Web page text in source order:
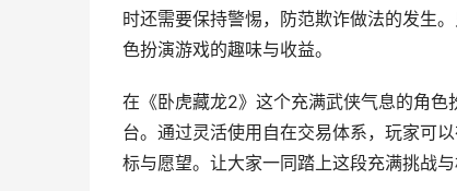
时还需要保持警惕，防范欺诈做法的发生
色扮演游戏的趣味与收益。
在《卧虎藏龙2》这个充满武侠气息的角
台。通过灵活使用自在交易体系，玩家可
标与愿望。让大家一同踏上这段充满挑战与